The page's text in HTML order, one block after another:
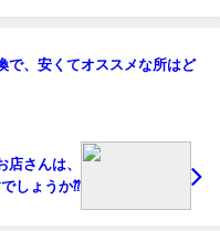
で、安くてオススメな所はど
さんは、
しょうか⁇